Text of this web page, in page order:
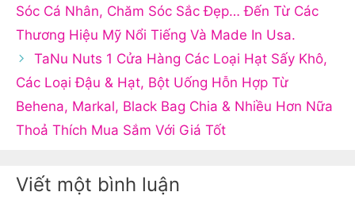
Sóc Cá Nhân, Chăm Sóc Sắc Đẹp… Đến Từ Các
Thương Hiệu Mỹ Nổi Tiếng Và Made In Usa.
TaNu Nuts 1 Cửa Hàng Các Loại Hạt Sấy Khô,
Các Loại Đậu & Hạt, Bột Uống Hỗn Hợp Từ
Behena, Markal, Black Bag Chia & Nhiều Hơn Nữa
Thoả Thích Mua Sắm Với Giá Tốt
Viết một bình luận